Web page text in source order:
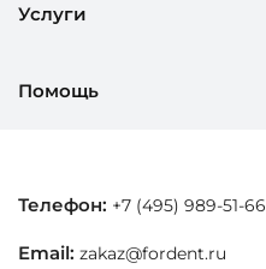
Услуги
Помощь
Телефон: +7 (495) 989-51-66
Email: zakaz@fordent.ru